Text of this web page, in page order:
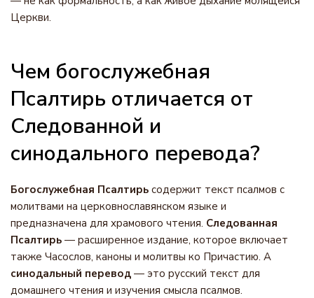
Церкви.
Чем богослужебная
Псалтирь отличается от
Следованной и
синодального перевода?
Богослужебная Псалтирь содержит текст псалмов с
молитвами на церковнославянском языке и
предназначена для храмового чтения. Следованная
Псалтирь — расширенное издание, которое включает
также Часослов, каноны и молитвы ко Причастию. А
синодальный перевод — это русский текст для
домашнего чтения и изучения смысла псалмов.